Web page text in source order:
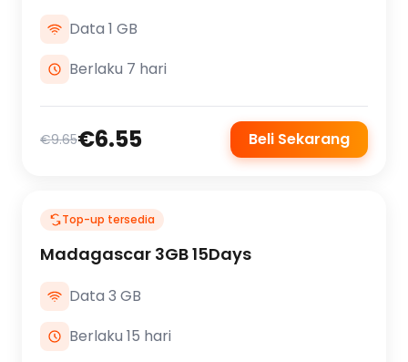
Data 1 GB
Berlaku 7 hari
€9.65€6.55 Beli Sekarang
Top-up tersedia
Madagascar 3GB 15Days
Data 3 GB
Berlaku 15 hari